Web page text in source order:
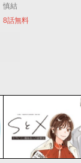
慎結
8話無料